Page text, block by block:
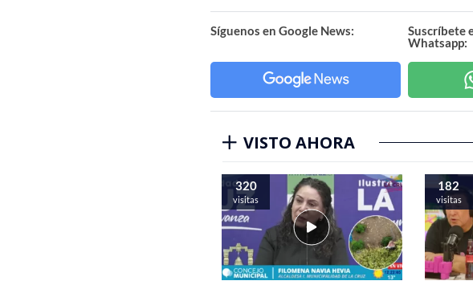
Síguenos en Google News:
Suscríbete
Whatsapp:
VISTO AHORA
320
visitas
182
visitas